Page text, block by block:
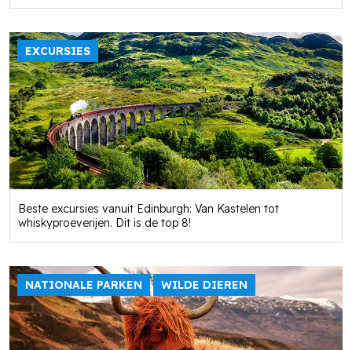
EXCURSIES
Beste excursies vanuit Edinburgh: Van Kastelen tot
whiskyproeverijen. Dit is de top 8!
NATIONALE PARKEN WILDE DIEREN